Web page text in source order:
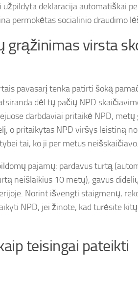
deklaracija automatiškai
permokėtas socialinio draudimo
grąžinimas virsta
pavasarį tenka patirti šoką
dėl tų pačių NPD
darbdaviai pritaikė NPD, metų
o pritaikytas NPD viršys leistiną
tai, ko ji per metus neišskaičiavo.
pajamų: pardavus turtą
neišlaikius 10 metų), gavus
Norint išvengti staigmenų,
NPD, jei žinote, kad turėsite
teisingai pateikti